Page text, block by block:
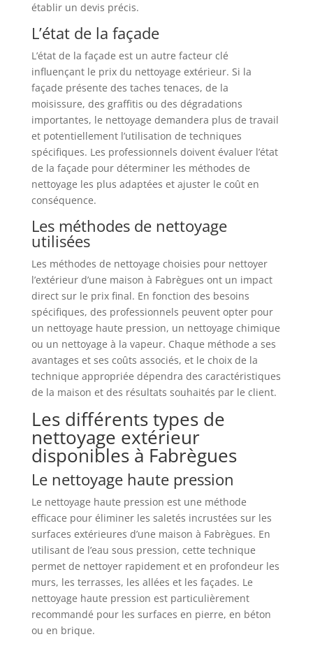
établir un devis précis.
L’état de la façade
L’état de la façade est un autre facteur clé
influençant le prix du nettoyage extérieur. Si la
façade présente des taches tenaces, de la
moisissure, des graffitis ou des dégradations
importantes, le nettoyage demandera plus de travail
et potentiellement l’utilisation de techniques
spécifiques. Les professionnels doivent évaluer l’état
de la façade pour déterminer les méthodes de
nettoyage les plus adaptées et ajuster le coût en
conséquence.
Les méthodes de nettoyage
utilisées
Les méthodes de nettoyage choisies pour nettoyer
l’extérieur d’une maison à Fabrègues ont un impact
direct sur le prix final. En fonction des besoins
spécifiques, des professionnels peuvent opter pour
un nettoyage haute pression, un nettoyage chimique
ou un nettoyage à la vapeur. Chaque méthode a ses
avantages et ses coûts associés, et le choix de la
technique appropriée dépendra des caractéristiques
de la maison et des résultats souhaités par le client.
Les différents types de
nettoyage extérieur
disponibles à Fabrègues
Le nettoyage haute pression
Le nettoyage haute pression est une méthode
efficace pour éliminer les saletés incrustées sur les
surfaces extérieures d’une maison à Fabrègues. En
utilisant de l’eau sous pression, cette technique
permet de nettoyer rapidement et en profondeur les
murs, les terrasses, les allées et les façades. Le
nettoyage haute pression est particulièrement
recommandé pour les surfaces en pierre, en béton
ou en brique.